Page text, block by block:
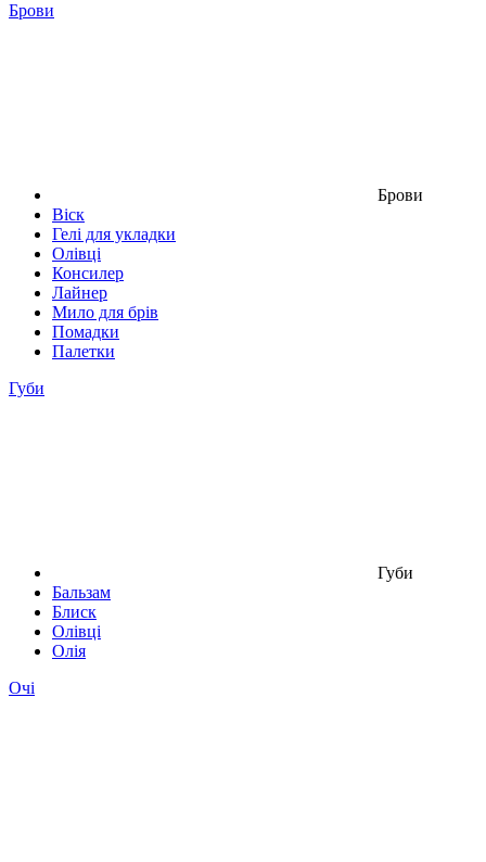
Брови
Брови
Віск
Гелі для укладки
Олівці
Консилер
Лайнер
Мило для брів
Помадки
Палетки
Губи
Губи
Бальзам
Блиск
Олівці
Олія
Очі